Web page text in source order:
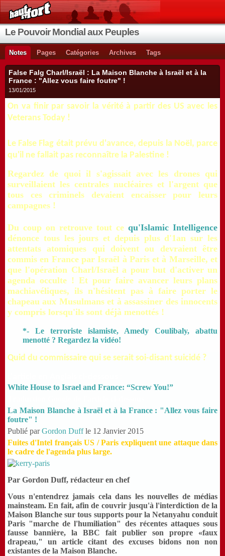
Le Pouvoir Mondial aux Peuples
Notes Pages Catégories Archives Tags
False Falg Charl/Israël : La Maison Blanche à Israël et à la
France : "Allez vous faire foutre" !
13/01/2015
On va finir par savoir la vérité à partir des US avec les
Veterans Today !
Le False Flag était prévu d'avance, depuis la Noël, parce
qu'il ne fallait pas reconnaître la Palestine !
Regardez de quoi il s'agissait avec les drones qui
surveillaient les centrales nucléaires et l'argent que
tous ces criminels devaient encaisser pour leurs
campagnes !
Du coup on retrouve tout ce qu'Islamic Intelligence
dénonce tous les jours et depuis plus d'1an sur les
attentats atomiques qui doivent ou devraient être
commis en France par Israël à Paris et à Marseille, et
que l'opération Charl/Israël a pour but d'activer un
agenda occulte ! Et pour faire avancer leurs plans
machiavéliques, ils n'hésitent pas à faire porter le
chapeau aux Musulmans et à assassiner des innocents
y compris lorsqu'ils sont déjà menottés !
*- Le terroriste islamiste, Amedy Coulibaly, abattu
menotté ? Regardez la vidéo!
Quid du commissaire qui se serait soi-disant suicidé ?
White House to Israel and France: “Screw You!”
La Maison Blanche à Israël et à la France : "Allez vous faire
foutre" !
Publié parGordon Duffle 12 Janvier 2015
Fuites d'Intel français US / Paris expliquent une attaque dans
le cadre de l'agenda plus large.
Par Gordon Duff, rédacteur en chef
Vous n'entendrez jamais cela dans les nouvelles de médias
mainsteam. En fait, afin de couvrir jusqu'à l'interdiction de la
Maison Blanche sur tous supports pour la Netanyahu conduit
Paris "marche de l'humiliation" des récentes attaques sous
fausse bannière, la BBC fait publier son propre «faux
drapeau," un article citant des excuses bidons non non
existantes de la Maison Blanche.